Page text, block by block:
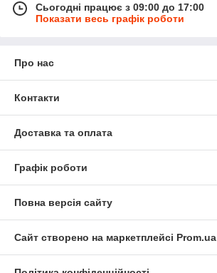
Основа на термостойком силиконе
Защита от мелких частиц микрофиброй
Клавиши имеют мягкие накладки
Сьогодні працює з 09:00 до 17:00
Показати весь графік роботи
Про нас
Контакти
Доставка та оплата
Графік роботи
Повна версія сайту
Сайт створено на маркетплейсі Prom.ua